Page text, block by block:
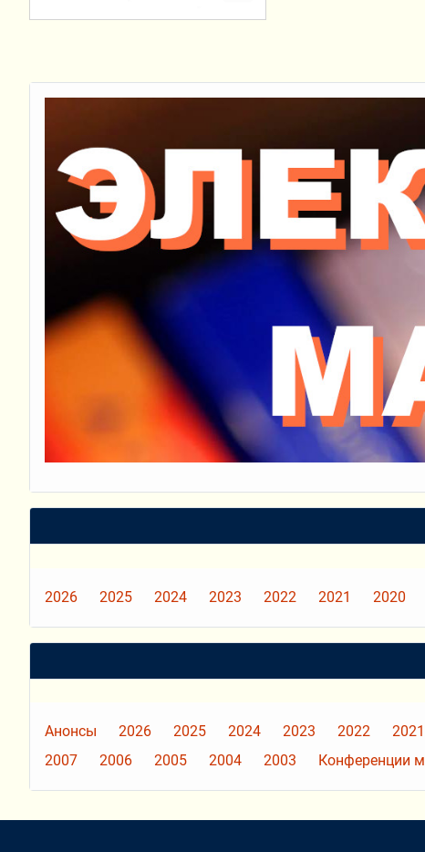
2026 2025 2024 2023 2022 2021 2020
Анонсы 2026 2025 2024 2023 2022 2021
2007
2006 2005 2004 2003 Конференции